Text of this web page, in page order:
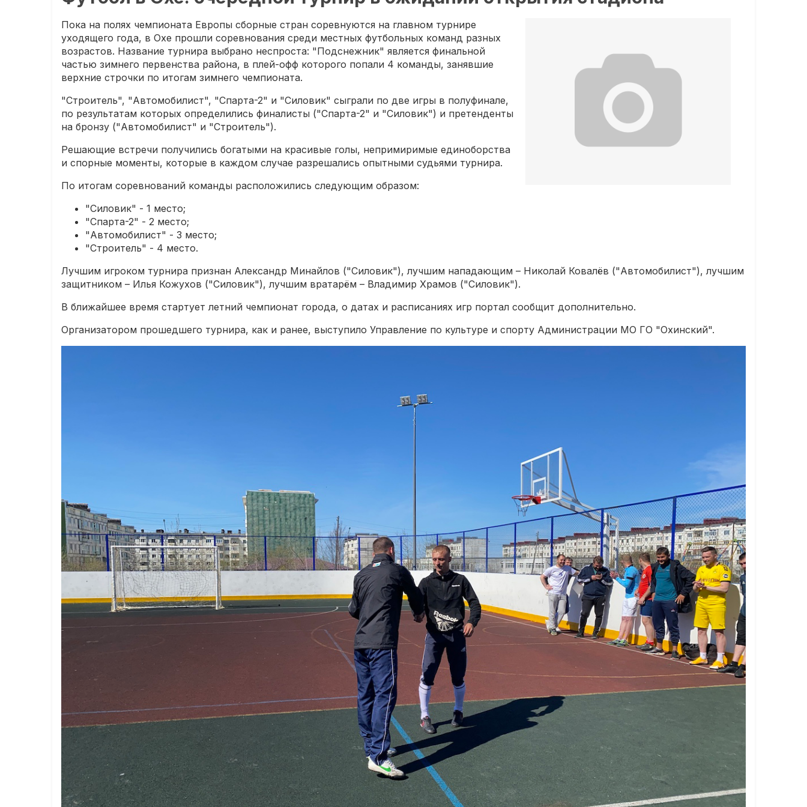
Пока на полях чемпионата Европы сборные стран соревнуются на главном турнире
уходящего года, в Охе прошли соревнования среди местных футбольных команд разных
возрастов. Название турнира выбрано неспроста: "Подснежник" является финальной
частью зимнего первенства района, в плей-офф которого попали 4 команды, занявшие
верхние строчки по итогам зимнего чемпионата.
"Строитель", "Автомобилист", "Спарта-2" и "Силовик" сыграли по две игры в полуфинале,
по результатам которых определились финалисты ("Спарта-2" и "Силовик") и претенденты
на бронзу ("Автомобилист" и "Строитель").
Решающие встречи получились богатыми на красивые голы, непримиримые единоборства
и спорные моменты, которые в каждом случае разрешались опытными судьями турнира.
По итогам соревнований команды расположились следующим образом:
"Силовик" - 1 место;
"Спарта-2" - 2 место;
"Автомобилист" - 3 место;
"Строитель" - 4 место.
Лучшим игроком турнира признан Александр Минайлов ("Силовик"), лучшим нападающим – Николай Ковалёв ("Автомобилист"), лучшим
защитником – Илья Кожухов ("Силовик"), лучшим вратарём – Владимир Храмов ("Силовик").
В ближайшее время стартует летний чемпионат города, о датах и расписаниях игр портал сообщит дополнительно.
Организатором прошедшего турнира, как и ранее, выступило Управление по культуре и спорту Администрации МО ГО "Охинский".